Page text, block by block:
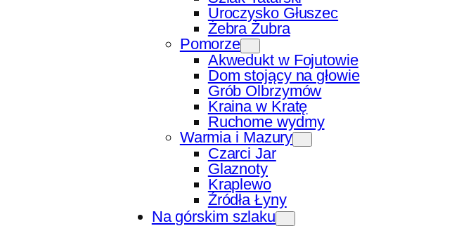
Uroczysko Głuszec
Żebra Żubra
Pomorze
Akwedukt w Fojutowie
Dom stojący na głowie
Grób Olbrzymów
Kraina w Kratę
Ruchome wydmy
Warmia i Mazury
Czarci Jar
Glaznoty
Kraplewo
Źródła Łyny
Na górskim szlaku